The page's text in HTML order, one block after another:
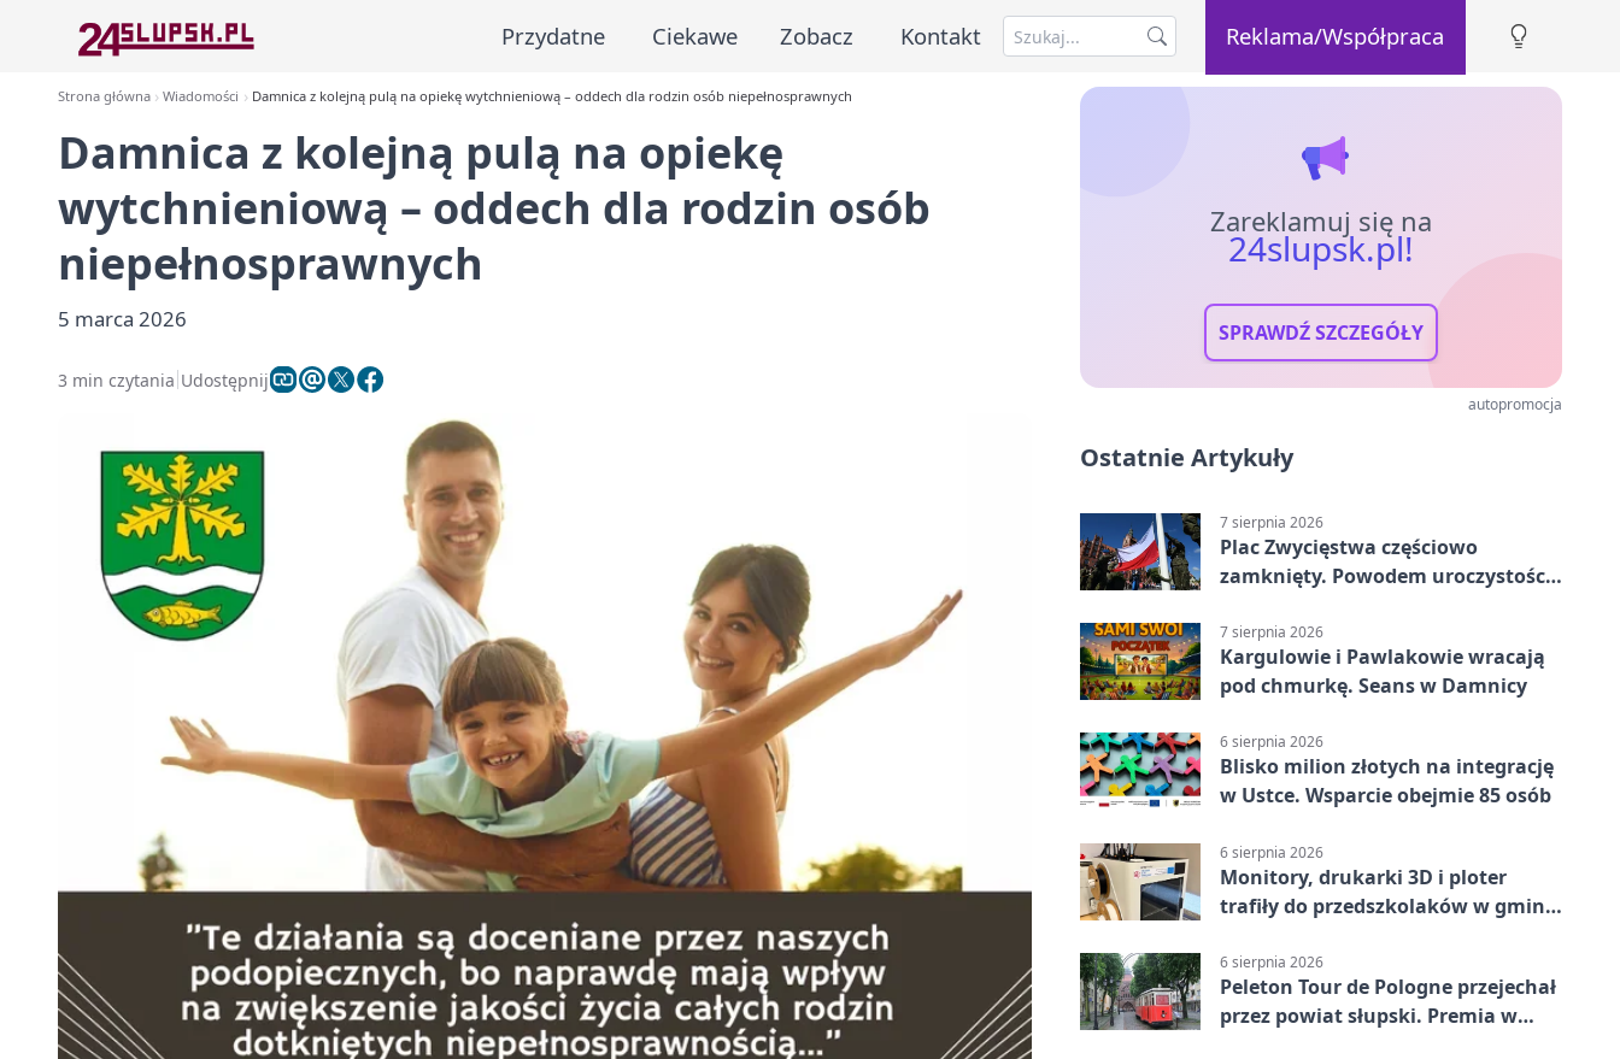
Przydatne Ciekawe Zobacz Kontakt Reklama/Współpraca
Strona główna Wiadomości Damnica z kolejną pulą na opiekę wytchnieniową – oddech dla rodzin osób niepełnosprawnych
Damnica z kolejną pulą na opiekę
wytchnieniową – oddech dla rodzin osób
niepełnosprawnych
5 marca 2026
3 min czytania Udostępnij
Zareklamuj się na
24slupsk.pl!
SPRAWDŹ SZCZEGÓŁY
autopromocja
Ostatnie Artykuły
7 sierpnia 2026
Plac Zwycięstwa częściowo
zamknięty. Powodem uroczystości
7 sierpnia 2026
Kargulowie i Pawlakowie wracają
pod chmurkę. Seans w Damnicy
6 sierpnia 2026
Blisko milion złotych na integrację
w Ustce. Wsparcie obejmie 85 osób
6 sierpnia 2026
Monitory, drukarki 3D i ploter
trafiły do przedszkolaków w gminie
6 sierpnia 2026
Peleton Tour de Pologne przejechał
przez powiat słupski. Premia w